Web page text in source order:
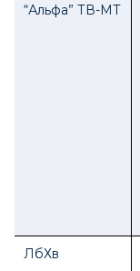
“Альфа” ТВ-МТ
ЛбХв